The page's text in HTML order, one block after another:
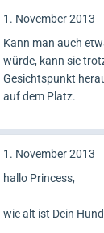
1. November 2013
Kann man auch
würde, kann sie
Gesichtspunkt
auf dem Platz.
1. November 2013
hallo Princess,
wie alt ist Dein